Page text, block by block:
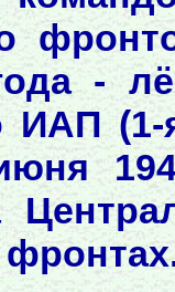
-
ИАП